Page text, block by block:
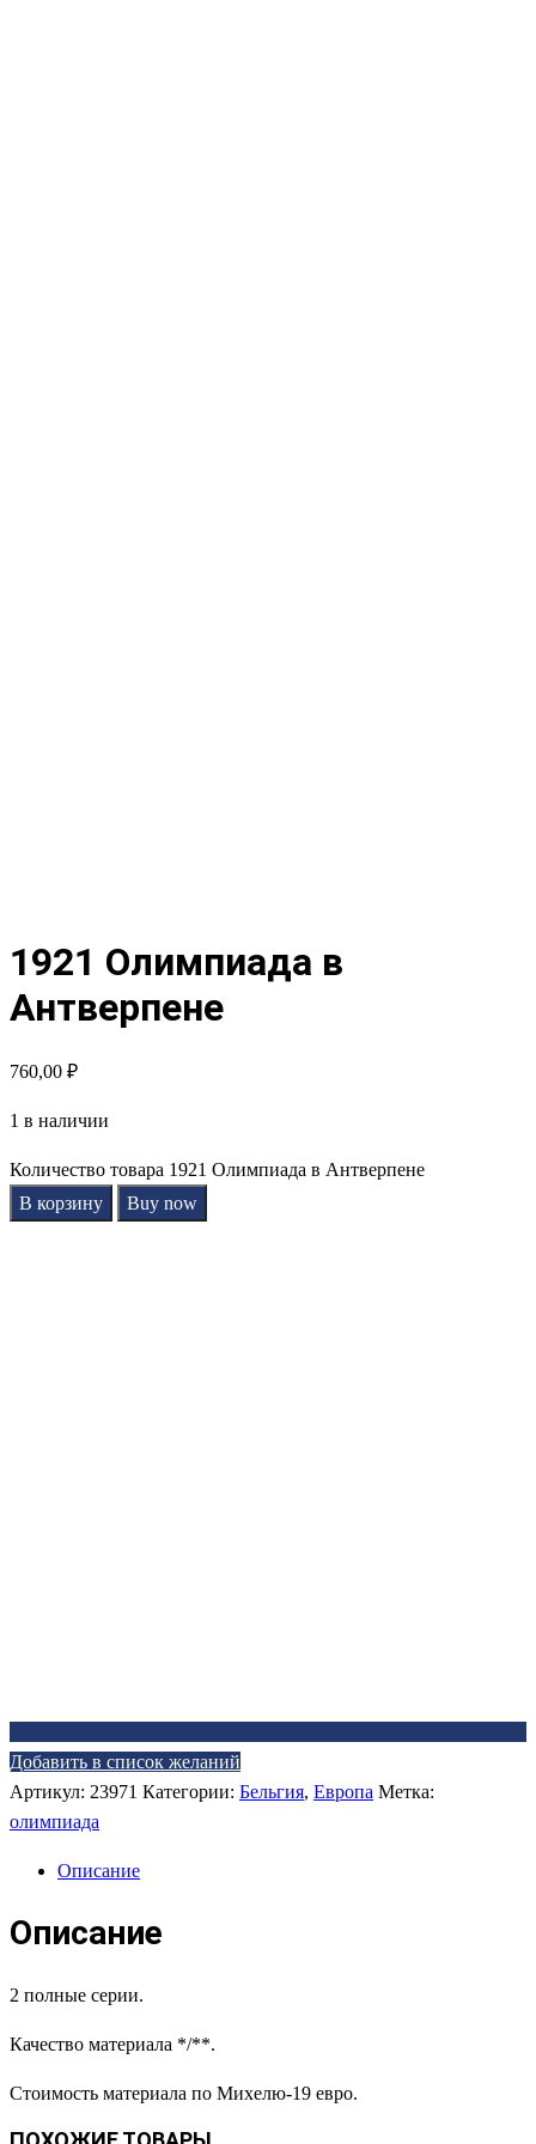
1921 Олимпиада в
Антверпене
760,00 ₽
1 в наличии
Количество товара 1921 Олимпиада в Антверпене
В корзину
Buy now
Добавить в список желаний
Артикул: 23971 Категории: Бельгия, Европа Метка:
олимпиада
Описание
Описание
2 полные серии.
Качество материала */**.
Стоимость материала по Михелю-19 евро.